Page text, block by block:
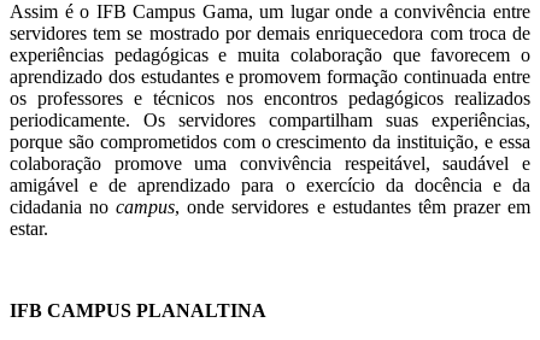
Assim é o IFB Campus Gama, um lugar onde a convivência entre
servidores tem se mostrado por demais enriquecedora com troca de
experiências pedagógicas e muita colaboração que favorecem o
aprendizado dos estudantes e promovem formação continuada entre
os professores e técnicos nos encontros pedagógicos realizados
periodicamente. Os servidores compartilham suas experiências,
porque são comprometidos com o crescimento da instituição, e essa
colaboração promove uma convivência respeitável, saudável e
amigável e de aprendizado para o exercício da docência e da
cidadania nocampus, onde servidores e estudantes têm prazer em
estar.
IFB CAMPUS PLANALTINA